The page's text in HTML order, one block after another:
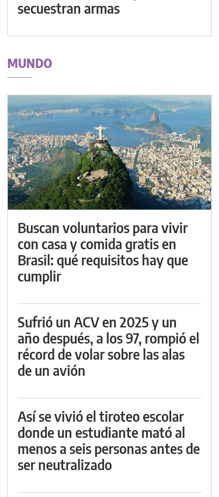
secuestran armas
MUNDO
Buscan voluntarios para vivir
con casa y comida gratis en
Brasil: qué requisitos hay que
cumplir
Sufrió un ACV en 2025 y un
año después, a los 97, rompió el
récord de volar sobre las alas
de un avión
Así se vivió el tiroteo escolar
donde un estudiante mató al
menos a seis personas antes de
ser neutralizado